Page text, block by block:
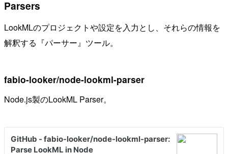
Parsers
LookMLのプロジェクトや設定を入力とし、それらの情報を
解釈する『パーサー』ツール。
fabio-looker/node-lookml-parser
Node.js製のLookML Parser。